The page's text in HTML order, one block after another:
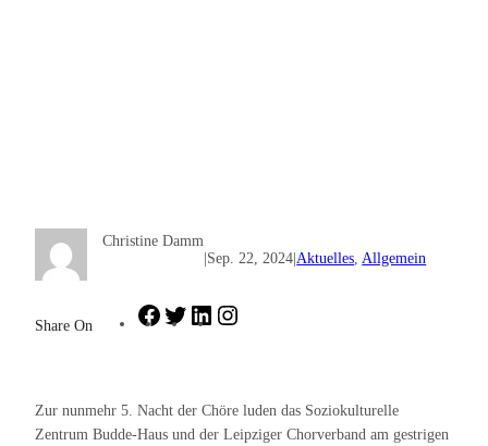
Christine Damm
|Sep. 22, 2024|Aktuelles Allgemein
Share On
Facebook
TwitterLinkedIn
Zur nunmehr 5. Nacht der Chöre luden das Soziokulturelle
Zentrum Budde-Haus und der Leipziger Chorverband am gestrigen